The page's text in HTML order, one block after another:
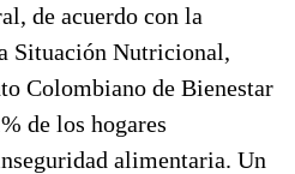
de acuerdo con la
Situación Nutricional,
Colombiano de Bienestar
de los hogares
alimentaria. Un